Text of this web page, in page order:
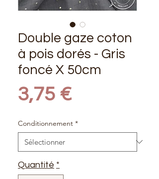
Double gaze coton
à pois dorés - Gris
foncé X 50cm
3,75 €Prix
Conditionnement *
Quantité *